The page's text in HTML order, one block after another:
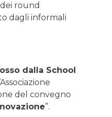
round
dagli informali
dalla School
del convegno
”.